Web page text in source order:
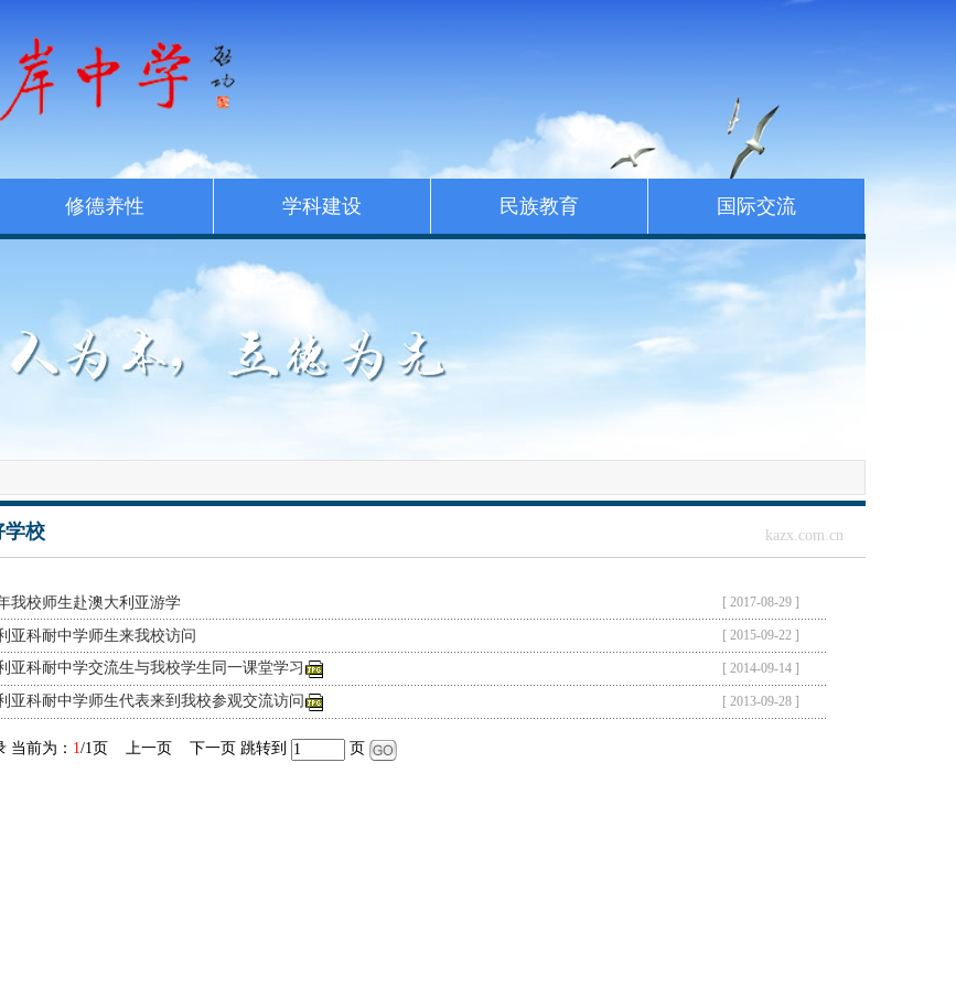
修德养性 学科建设 民族教育 国际交流
学校 kazx.com.cn
我校师生赴澳大利亚游学 [ 2017-08-29 ]
亚科耐中学师生来我校访问 [ 2015-09-22 ]
亚科耐中学交流生与我校学生同一课堂学习 [ 2014-09-14 ]
亚科耐中学师生代表来到我校参观交流访问 [ 2013-09-28 ]
当前为： 1/1页 上一页 下一页 跳转到 页